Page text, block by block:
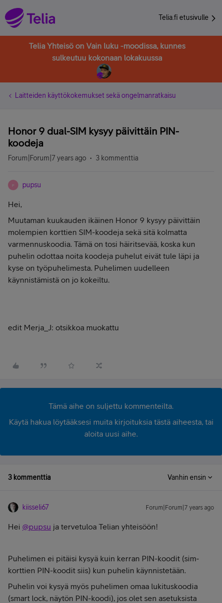
Telia.fi etusivulle
Telia Yhteisö on Vain luku -moodissa, kunnes
sulkeutuu kokonaan lokakuussa
Laitteiden käyttökokemukset sekä ongelmanratkaisu
Honor 9 dual-SIM kysyy päivittäin PIN-
koodeja
Forum|Forum|7 years ago 3 kommenttia
P pupsu
Hei,
Muutaman kuukauden ikäinen Honor 9 kysyy päivittäin
molempien korttien SIM-koodeja sekä sitä kolmatta
varmennuskoodia. Tämä on tosi häiritsevää, koska kun
puhelin odottaa noita koodeja puhelut eivät tule läpi ja
kyse on työpuhelimesta. Puhelimen uudelleen
käynnistämistä on jo kokeiltu.
edit Merja_J: otsikkoa muokattu
Tämä aihe on suljettu kommenteilta.
Käytä hakua löytääksesi muita kirjoituksia tästä aiheesta, tai
aloita uusi aihe.
3 kommenttia Vanhin ensin
kiisseli67 Forum|Forum|7 years ago
Hei @pupsu ja tervetuloa Telian yhteisöön!
Puhelimen ei pitäisi kysyä kuin kerran PIN-koodit (sim-
korttien PIN-koodit siis) kun puhelin käynnistetään.
Puhelin voi kysyä myös puhelimen omaa lukituskoodia
(smart lock, näytön PIN-koodi), jos olet sen asetuksista